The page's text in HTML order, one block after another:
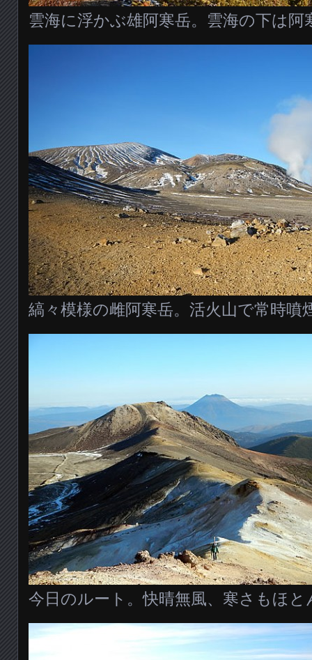
雲海に浮かぶ雄阿寒岳。雲海の下は阿
縞々模様の雌阿寒岳。活火山で常時噴
今日のルート。快晴無風、寒さもほと